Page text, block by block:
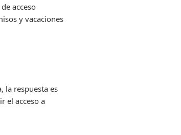
acceso
y vacaciones
la respuesta es
el acceso a